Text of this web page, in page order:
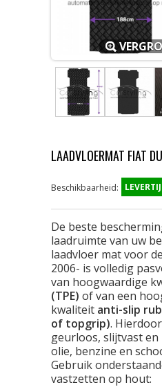
LAADVLOERMAT FIAT
Beschikbaarheid:
De beste
laadruimte van uw
laadvloer mat voor
2006- is volledig
van hoogwaardige
(TPE) of van een
kwaliteit anti-slip
of topgrip).
geurloos, slijtvast
olie, benzine en
Gebruik
vastzetten op hout: